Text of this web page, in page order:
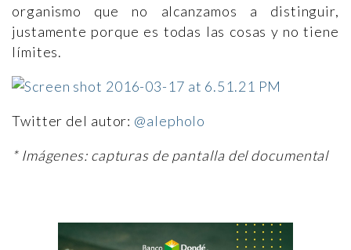
organismo que no alcanzamos a distinguir,
justamente porque es todas las cosas y no tiene
límites.
Twitter del autor: @alepholo
* Imágenes: capturas de pantalla del documental